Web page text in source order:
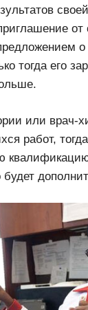
от
о
тогда его
или врач-
работ,